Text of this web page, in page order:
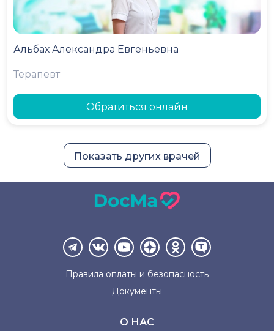
Альбах Александра Евгеньевна
Терапевт
Обратиться онлайн
Показать других врачей
Правила оплаты и безопасность
Документы
О НАС